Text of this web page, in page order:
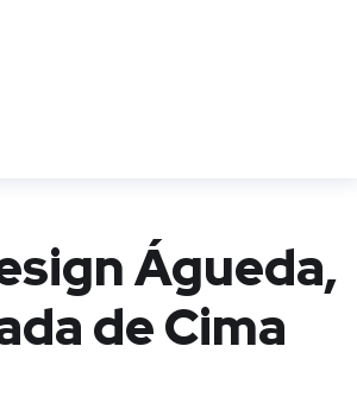
Águeda,
de Cima